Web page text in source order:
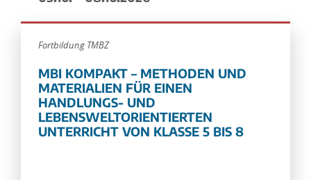
Fortbildung TMBZ
MBI KOMPAKT – METHODEN UND
MATERIALIEN FÜR EINEN
HANDLUNGS- UND
LEBENSWELTORIENTIERTEN
UNTERRICHT VON KLASSE 5 BIS 8